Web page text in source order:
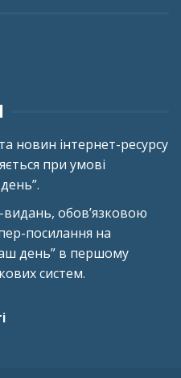
новин інтернет-ресурсу
при умові
обов’язковою
посилання на
день” в першому
систем.